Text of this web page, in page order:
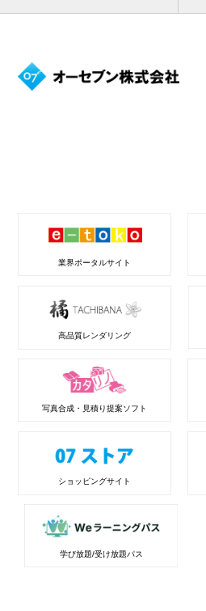
業界ポータルサイト
高品質レンダリング
写真合成・見積り提案ソフト
ショッピングサイト
学び放題/受け放題パス